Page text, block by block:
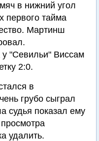
в нижний угол
первого тайма
Мартинш
у "Севильи" Виссам
2:0.
в
грубо сыграл
судья показал ему
удалить.